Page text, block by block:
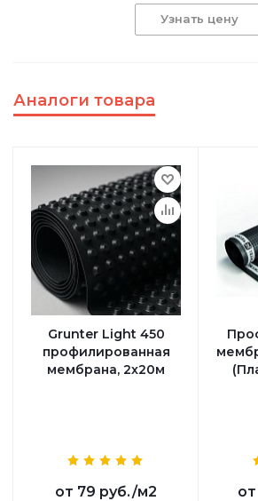
Узнать цену
Аналоги товара
Grunter Light 450
профилированная
мембрана, 2х20м
от 79 руб./м2 от